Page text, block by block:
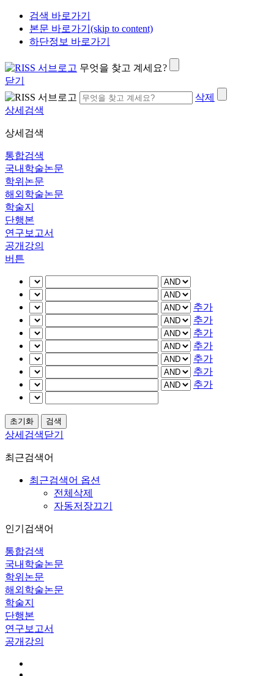
검색 바로가기
본문 바로가기(skip to content)
하단정보 바로가기
무엇을 찾고 계세요?
닫기
삭제
상세검색
상세검색
통합검색
국내학술논문
학위논문
해외학술논문
학술지
단행본
연구보고서
공개강의
버튼
추가
추가
추가
추가
추가
추가
추가
상세검색닫기
최근검색어
최근검색어 옵션
전체삭제
자동저장끄기
인기검색어
통합검색
국내학술논문
학위논문
해외학술논문
학술지
단행본
연구보고서
공개강의